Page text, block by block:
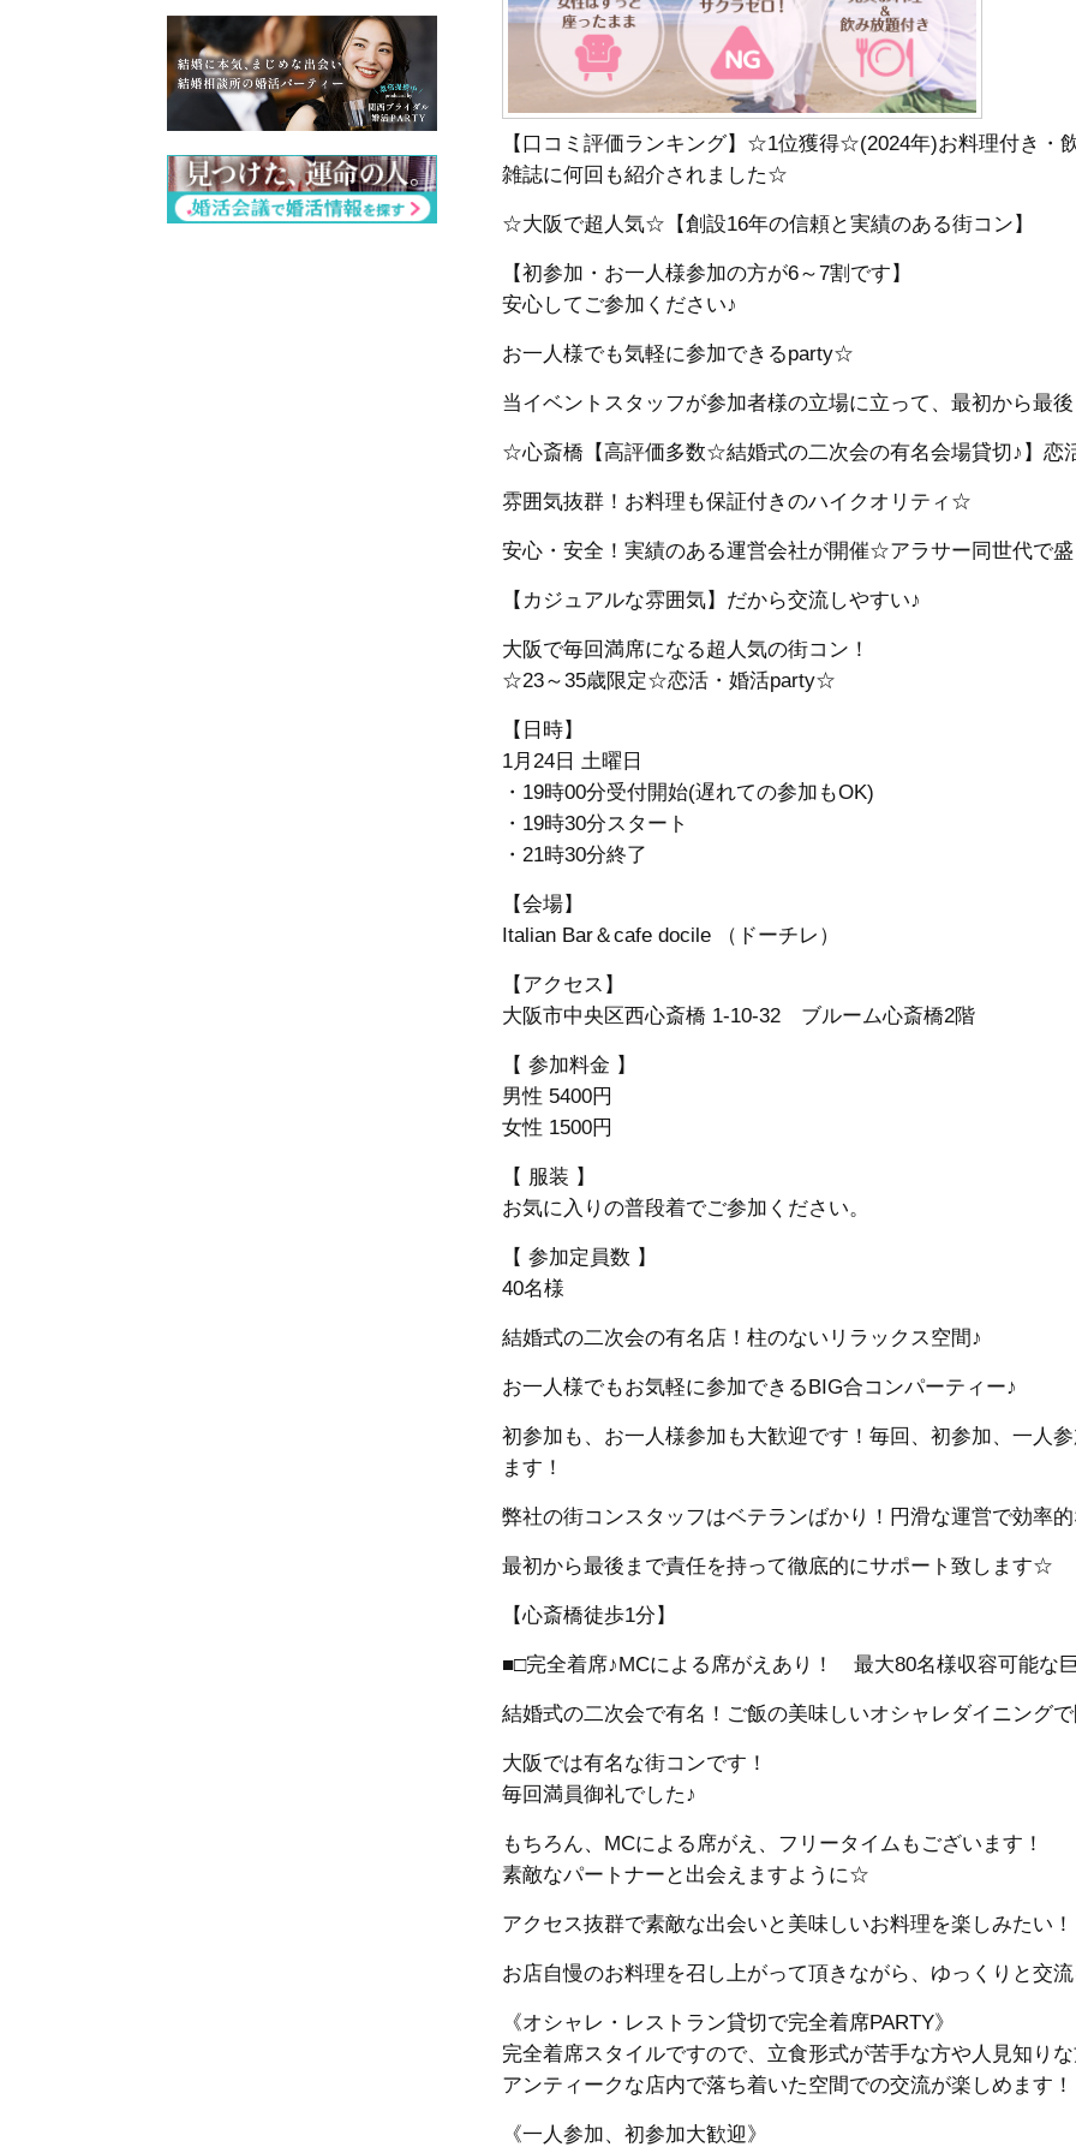
【口コミ評価ランキング】☆1位獲得☆(2024年)お料理付き・
雑誌に何回も紹介されました☆
☆大阪で超人気☆【創設16年の信頼と実績のある街コン】
【初参加・お一人様参加の方が6～7割です】
安心してご参加ください♪
お一人様でも気軽に参加できるparty☆
当イベントスタッフが参加者様の立場に立って、最初から最
☆心斎橋【高評価多数☆結婚式の二次会の有名会場貸切♪】恋
雰囲気抜群！お料理も保証付きのハイクオリティ☆
安心・安全！実績のある運営会社が開催☆アラサー同世代で
【カジュアルな雰囲気】だから交流しやすい♪
大阪で毎回満席になる超人気の街コン！
☆23～35歳限定☆恋活・婚活party☆
【日時】
1月24日 土曜日
・19時00分受付開始(遅れての参加もOK)
・19時30分スタート
・21時30分終了
【会場】
Italian Bar＆cafe docile （ドーチレ）
【アクセス】
大阪市中央区西心斎橋 1-10-32 ブルーム心斎橋2階
【 参加料金 】
男性 5400円
女性 1500円
【 服装 】
お気に入りの普段着でご参加ください。
【 参加定員数 】
40名様
結婚式の二次会の有名店！柱のないリラックス空間♪
お一人様でもお気軽に参加できるBIG合コンパーティー♪
初参加も、お一人様参加も大歓迎です！毎回、初参加、一人
ます！
弊社の街コンスタッフはベテランばかり！円滑な運営で効率
最初から最後まで責任を持って徹底的にサポート致します☆
【心斎橋徒歩1分】
■□完全着席♪MCによる席がえあり！ 最大80名様収容可能な
結婚式の二次会で有名！ご飯の美味しいオシャレダイニング
大阪では有名な街コンです！
毎回満員御礼でした♪
もちろん、MCによる席がえ、フリータイムもございます！
素敵なパートナーと出会えますように☆
アクセス抜群で素敵な出会いと美味しいお料理を楽しみたい
お店自慢のお料理を召し上がって頂きながら、ゆっくりと交
《オシャレ・レストラン貸切で完全着席PARTY》
完全着席スタイルですので、立食形式が苦手な方や人見知りな
アンティークな店内で落ち着いた空間での交流が楽しめます！
《一人参加、初参加大歓迎》